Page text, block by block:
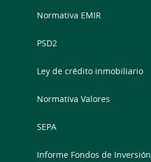
Normativa EMIR
PSD2
Ley de crédito inmobiliario
Normativa Valores
SEPA
Informe Fondos de Inversión